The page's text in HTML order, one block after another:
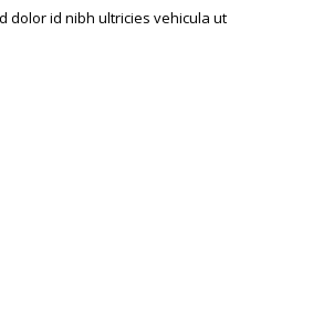
dolor id nibh ultricies vehicula ut